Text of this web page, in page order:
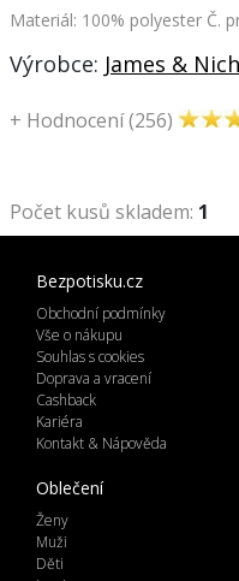
Počet kusů skladem: 1
Materiál: 100% polyester Č.
Výrobce: James &
+ Hodnocení (256)
Bezpotisku.cz
Obchodní podmínky
Vše o nákupu
Souhlas s cookies
Doprava a vracení
Cashback
Kariéra
Kontakt & Nápověda
Oblečení
Ženy
Muži
Děti